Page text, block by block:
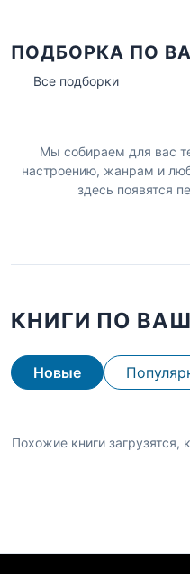
ПОДБОРКА ПО
Все подборки
Мы собираем для вас
настроению, жанрам и
здесь появятся
КНИГИ ПО
Новые
Похожие книги загрузятся,